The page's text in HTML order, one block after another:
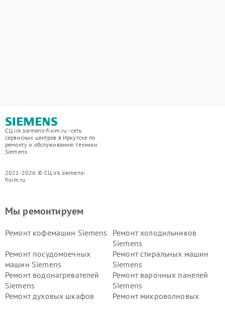
СЦ irk.siemens-fixim.ru - сеть
сервисных центров в Иркутске по
ремонту и обслуживанию техники
Siemens
2021-2026 © СЦ irk.siemens-
fixim.ru
Мы ремонтируем
Ремонт кофемашин Siemens
Ремонт холодильников
Siemens
Ремонт посудомоечных
машин Siemens
Ремонт стиральных машин
Siemens
Ремонт водонагревателей
Siemens
Ремонт варочных панелей
Siemens
Ремонт духовых шкафов
Ремонт микроволновых